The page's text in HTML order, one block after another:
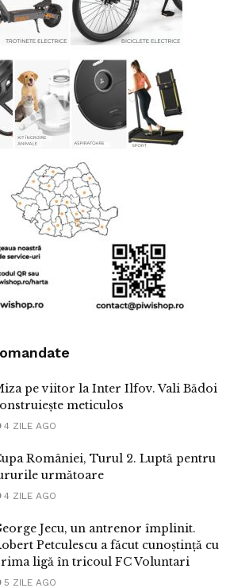
pe viitor la Inter Ilfov. Vali Bădoi
meticulos
4 ZILE AGO
României, Turul 2. Luptă pentru
următoare
4 ZILE AGO
Jecu, un antrenor împlinit.
Petculescu a făcut cunoștință cu
ligă în tricoul FC Voluntari
5 ZILE AGO